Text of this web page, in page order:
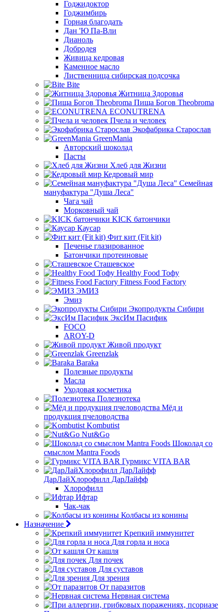
Годжидоктор
Годжимбирь
Горная благодать
Дан 'Ю Па-Вли
Дианоль
Добродея
Живица кедровая
Каменное масло
Лиственница сибирская подсочка
Bite
Житница Здоровья
Пища Богов Theobroma
ECONUTRENA
Пчела и человек
Экофабрика Старослав
GreenMania
Авторский шоколад
Пасты
Хлеб для Жизни
Кедровый мир
Семейная
мануфактура "Душа Леса"
Чага чай
Морковный чай
KICK батончики
Каусар
Фит кит (Fit kit)
Печенье глазированное
Батончики протеиновые
Сташевское
Healthy Food Тофу
Fitness Food Factory
ЭМИЗ
Эмиз
Экопродукты Сибири
ЭксИм Пасифик
FOCO
AROY-D
Живой продукт
Greenzlak
Baraka
Полезные продукты
Масла
Уходовая косметика
Полезнотека
Мёд и
продукция пчеловодства
Kombutist
Nut&Go
Шоколад со
смыслом Mantra Foods
Гурмикс VITA BAR
ДарЛайХлорофилл ДарЛайфф
Хлорофилл
Ифтар
Чак-чак
Колбасы из конины
Назначение
Крепкий иммунитет
Для горла и носа
От кашля
Для почек
Для суставов
Для зрения
От паразитов
Нервная система